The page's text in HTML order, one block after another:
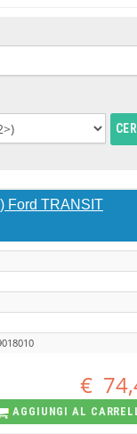
Ford TRANSIT
€
AGGIUNGI AL